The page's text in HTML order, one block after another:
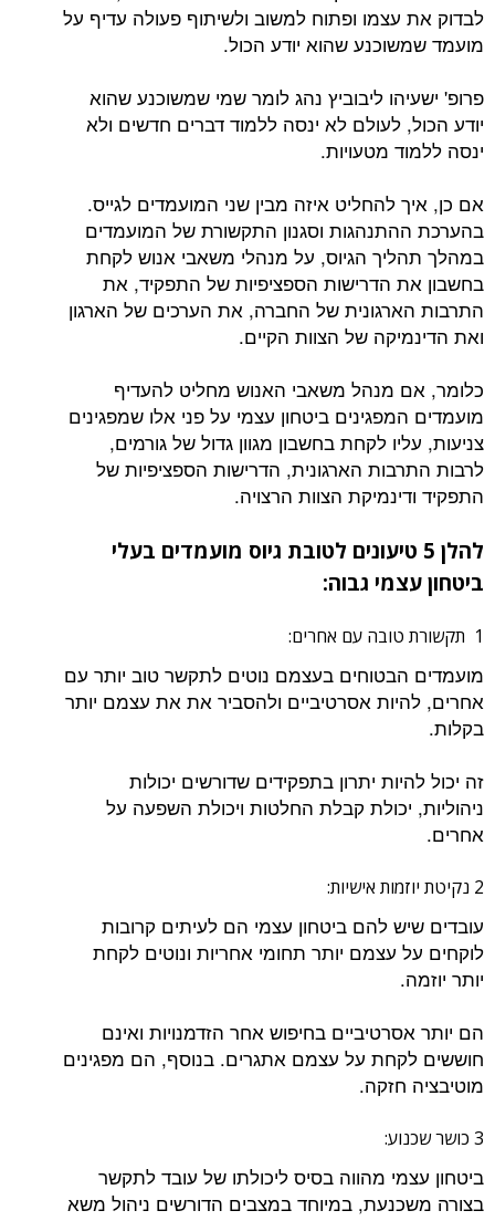
לבדוק את עצמו ופתוח למשוב ולשיתוף פעולה עדיף על
מועמד שמשוכנע שהוא יודע הכול.
פרופ' ישעיהו ליבוביץ נהג לומר שמי שמשוכנע שהוא
יודע הכול, לעולם לא ינסה ללמוד דברים חדשים ולא
ינסה ללמוד מטעויות.
אם כן, איך להחליט איזה מבין שני המועמדים לגייס.
בהערכת ההתנהגות וסגנון התקשורת של המועמדים
במהלך תהליך הגיוס, על מנהלי משאבי אנוש לקחת
בחשבון את הדרישות הספציפיות של התפקיד, את
התרבות הארגונית של החברה, את הערכים של הארגון
ואת הדינמיקה של הצוות הקיים.
כלומר, אם מנהל משאבי האנוש מחליט להעדיף
מועמדים המפגינים ביטחון עצמי על פני אלו שמפגינים
צניעות, עליו לקחת בחשבון מגוון גדול של גורמים,
לרבות התרבות הארגונית, הדרישות הספציפיות של
התפקיד ודינמיקת הצוות הרצויה.
להלן 5 טיעונים לטובת גיוס מועמדים בעלי
ביטחון עצמי גבוה:
1 תקשורת טובה עם אחרים:
מועמדים הבטוחים בעצמם נוטים לתקשר טוב יותר עם
אחרים, להיות אסרטיביים ולהסביר את את עצמם יותר
בקלות.
זה יכול להיות יתרון בתפקידים שדורשים יכולות
ניהוליות, יכולת קבלת החלטות ויכולת השפעה על
אחרים.
2 נקיטת יוזמות אישיות:
עובדים שיש להם ביטחון עצמי הם לעיתים קרובות
לוקחים על עצמם יותר תחומי אחריות ונוטים לקחת
יותר יוזמה.
הם יותר אסרטיביים בחיפוש אחר הזדמנויות ואינם
חוששים לקחת על עצמם אתגרים. בנוסף, הם מפגינים
מוטיבציה חזקה.
3 כושר שכנוע:
ביטחון עצמי מהווה בסיס ליכולתו של עובד לתקשר
בצורה משכנעת, במיוחד במצבים הדורשים ניהול משא